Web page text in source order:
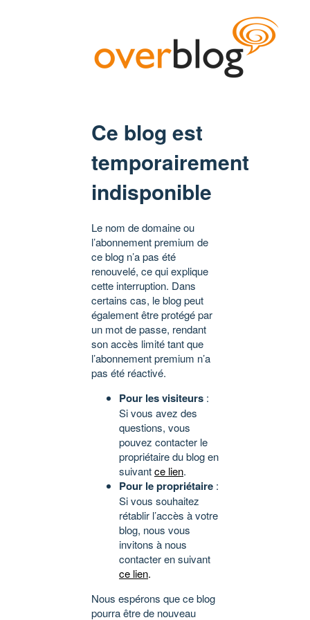
Ce blog est
temporairement
indisponible
Le nom de domaine ou
l’abonnement premium de
ce blog n’a pas été
renouvelé, ce qui explique
cette interruption. Dans
certains cas, le blog peut
également être protégé par
un mot de passe, rendant
son accès limité tant que
l’abonnement premium n’a
pas été réactivé.
Pour les visiteurs :
Si vous avez des
questions, vous
pouvez contacter le
propriétaire du blog en
suivantce lien.
Pour le propriétaire :
Si vous souhaitez
rétablir l’accès à votre
blog, nous vous
invitons à nous
contacter en suivant
ce lien.
Nous espérons que ce blog
pourra être de nouveau